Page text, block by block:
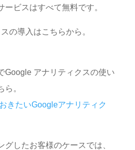
ービスはすべて無料です。
の導入はこちらから。
Google アナリティクスの使い
ら。
きたいGoogleアナリティク
グしたお客様のケースでは、